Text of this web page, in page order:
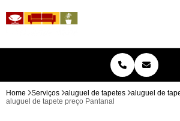
Home Serviços aluguel de tapetes
aluguel de
aluguel de tapete preço Pantanal